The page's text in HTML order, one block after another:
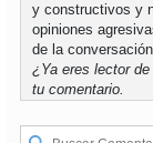
y constructivos y
opiniones
de la
¿Ya eres lector
tu comentario.